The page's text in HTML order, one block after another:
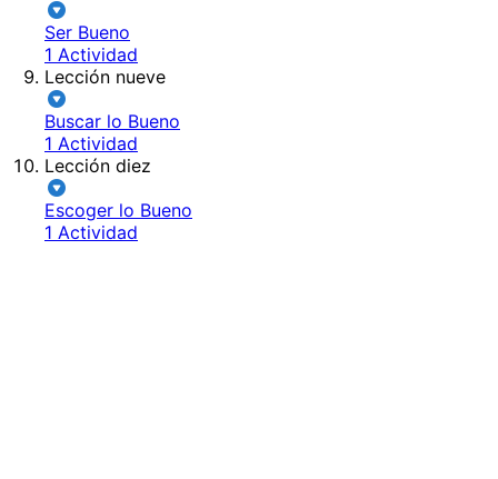
Ser Bueno
1 Actividad
Lección nueve
Buscar lo Bueno
1 Actividad
Lección diez
Escoger lo Bueno
1 Actividad